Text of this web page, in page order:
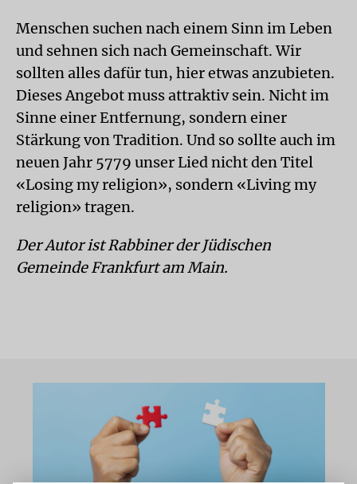
Menschen suchen nach einem Sinn im Leben
und sehnen sich nach Gemeinschaft. Wir
sollten alles dafür tun, hier etwas anzubieten.
Dieses Angebot muss attraktiv sein. Nicht im
Sinne einer Entfernung, sondern einer
Stärkung von Tradition. Und so sollte auch im
neuen Jahr 5779 unser Lied nicht den Titel
«Losing my religion», sondern «Living my
religion» tragen.
Der Autor ist Rabbiner der Jüdischen
Gemeinde Frankfurt am Main.